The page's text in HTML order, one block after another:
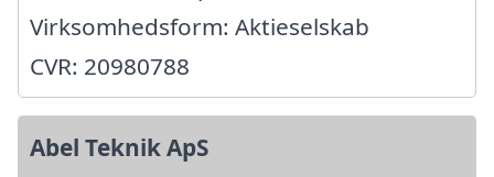
Virksomhedsform: Aktieselskab
CVR: 20980788
Abel Teknik ApS